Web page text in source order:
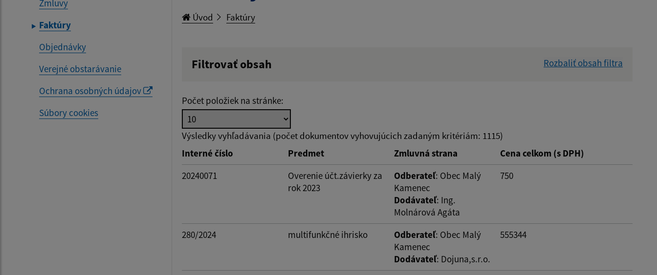
Zmluvy
Faktúry
Objednávky
Verejné obstarávanie
Ochrana osobných údajov
Súbory cookies
Úvod Faktúry
Filtrovať obsah
Rozbaliť obsah filtra
Dátum zverejnenia do:
Filtrovať
Počet položiek na stránke:
Výsledky vyhľadávania (počet dokumentov vyhovujúcich zadaným kritériám: 1115)
Interné číslo
Predmet Zmluvná strana
Cena celkom (s DPH)
20240071
Overenie účt.závierky za
rok 2023
Odberateľ: Obec Malý
Kamenec
Dodávateľ: Ing.
Molnárová Agáta
750
280/2024 multifunkčné ihrisko Odberateľ: Obec Malý
Kamenec
Dodávateľ: Dojuna,s.r.o.
555344